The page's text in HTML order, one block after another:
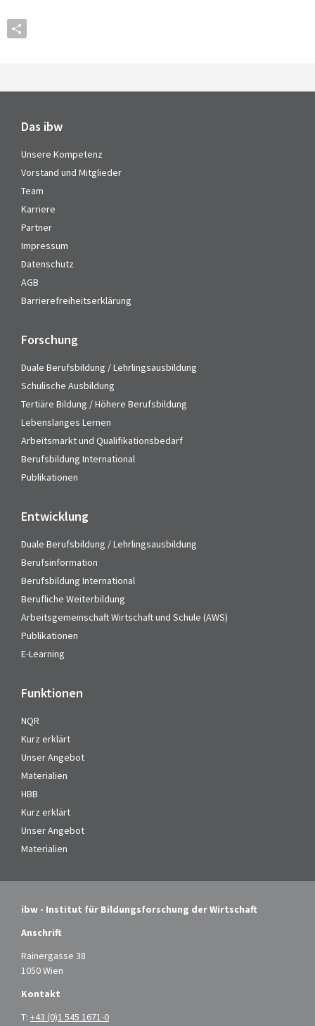
Das ibw
Unsere Kompetenz
Vorstand und Mitglieder
Team
Karriere
Partner
Impressum
Datenschutz
AGB
Barrierefreiheitserklärung
Forschung
Duale Berufsbildung / Lehrlingsausbildung
Schulische Ausbildung
Tertiäre Bildung / Höhere Berufsbildung
Lebenslanges Lernen
Arbeitsmarkt und Qualifikationsbedarf
Berufsbildung International
Publikationen
Entwicklung
Duale Berufsbildung / Lehrlingsausbildung
Berufsinformation
Berufsbildung International
Berufliche Weiterbildung
Arbeitsgemeinschaft Wirtschaft und Schule (AWS)
Publikationen
E-Learning
Funktionen
NQR
Kurz erklärt
Unser Angebot
Materialien
HBB
Kurz erklärt
Unser Angebot
Materialien
ibw - Institut für Bildungsforschung der Wirtschaft
Anschrift
Rainergasse 38
1050 Wien
Kontakt
T: +43 (0)1 545 1671-0